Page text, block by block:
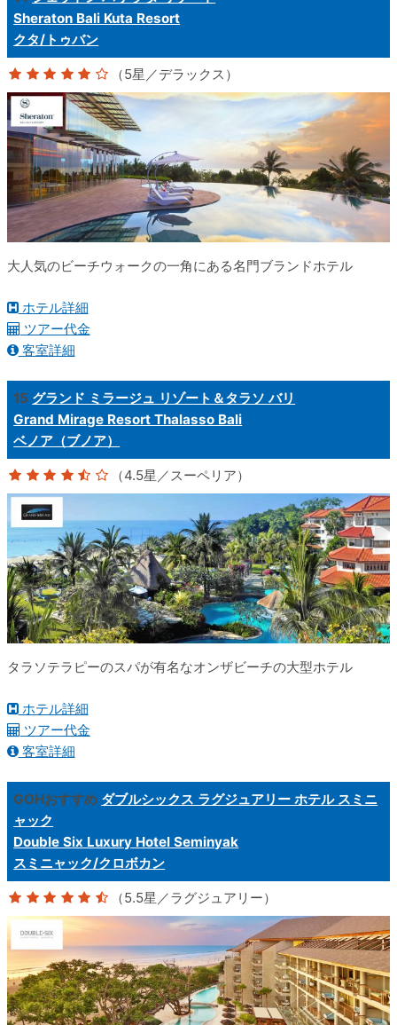
Sheraton Bali Kuta Resort
クタ/トゥバン
（5星／デラックス）
大人気のビーチウォークの一角にある名門ブランドホテル
ホテル詳細
ツアー代金
客室詳細
15 グランド ミラージュ リゾート＆タラソ バリ
Grand Mirage Resort Thalasso Bali
ベノア（ブノア）
（4.5星／スーペリア）
タラソテラピーのスパが有名なオンザビーチの大型ホテル
ホテル詳細
ツアー代金
客室詳細
GOHおすすめ ダブルシックス ラグジュアリー ホテル スミニ
ャック
Double Six Luxury Hotel Seminyak
スミニャック/クロボカン
（5.5星／ラグジュアリー）